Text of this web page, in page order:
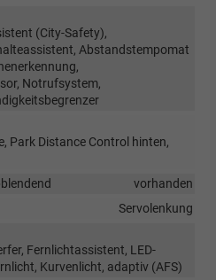
(City-Safety),
Abstandstempomat
Notrufsystem,
Park Distance Control hinten,
vorhanden
Servolenkung
Fernlichtassistent, LED-
Kurvenlicht, adaptiv (AFS)